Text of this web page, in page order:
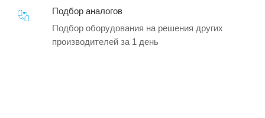
Подбор аналогов
Подбор оборудования на решения других
производителей за 1 день